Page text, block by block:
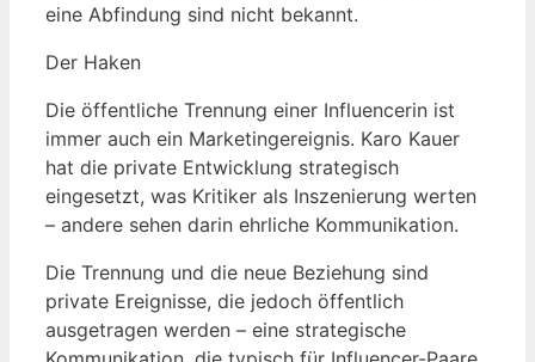
eine Abfindung sind nicht bekannt.
Der Haken
Die öffentliche Trennung einer Influencerin ist
immer auch ein Marketingereignis. Karo Kauer
hat die private Entwicklung strategisch
eingesetzt, was Kritiker als Inszenierung werten
– andere sehen darin ehrliche Kommunikation.
Die Trennung und die neue Beziehung sind
private Ereignisse, die jedoch öffentlich
ausgetragen werden – eine strategische